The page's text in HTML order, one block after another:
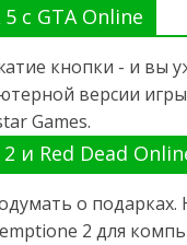
с GTA Online
кнопки - и вы
версии
Games.
2 и Red Dead
о
2 для